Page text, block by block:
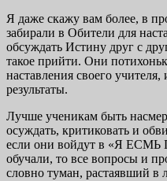
Я даже скажу вам более, в
забирали в Обители для
обсуждать Истину друг с
такое прийти. Они
наставления своего
результаты.
Лучше ученикам быть
осуждать, критиковать и
если они войдут в «Я ЕСМЬ
обучали, то все вопросы и
словно туман, растаявший в